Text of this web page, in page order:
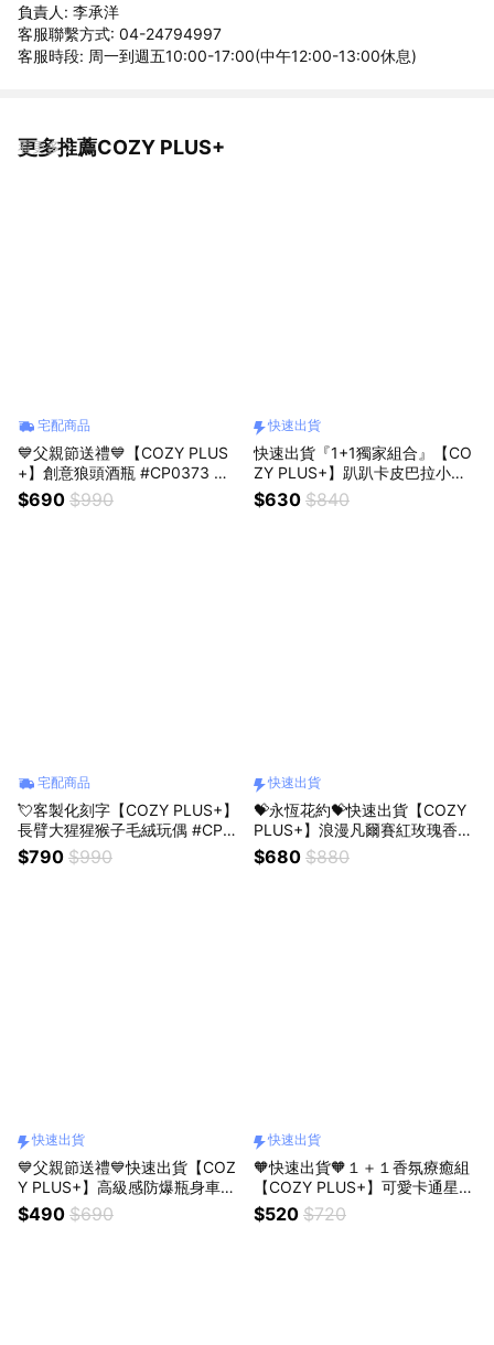
負責人: 李承洋
客服聯繫方式: 04-24794997
客服時段: 周一到週五10:00-17:00(中午12:00-13:00休息)
更多推薦COZY PLUS+
看更多
宅配商品
💙父親節送禮💙【COZY PLUS
+】創意狼頭酒瓶 #CP0373 🛒
(照片有加購的選項名稱) 動物酒
瓶 男生禮物 生日禮物 父親節禮
$690 $990
快速出貨
快速出貨『1+1獨家組合』【CO
ZY PLUS+】趴趴卡皮巴拉小夜
燈充電拍拍燈#CP0113 法蘭絨
毛毯#CP0096 冷熱雙敷眼罩#C
$630 $840
宅配商品
💘客製化刻字【COZY PLUS+】
長臂大猩猩猴子毛絨玩偶 #CP3
017 玩偶 娃娃 禮物 生日禮物 交
換禮 聖誕禮物 情人節禮物 男生
$790 $990
快速出貨
💝永恆花約💝快速出貨【COZY
PLUS+】浪漫凡爾賽紅玫瑰香皂
花束(附提袋)JAN14#CP2014
情人節禮物 女朋友禮物 閨蜜禮
$680 $880
快速出貨
💙父親節送禮💙快速出貨【COZ
Y PLUS+】高級感防爆瓶身車載
香薰擴香150ml MAR04 #FRA1
07 質感香氛 擴香 禮物 交換禮
$490 $690
快速出貨
🧡快速出貨🧡１＋１香氛療癒組
【COZY PLUS+】可愛卡通星星
公仔吊飾JAN28#CP0307包包
吊飾 絨毛玩偶鑰匙扣 禮物 生日
$520 $720